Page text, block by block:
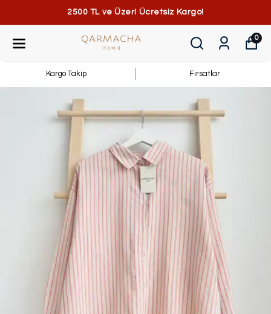
2500 TL ve Üzeri Ücretsiz Kargo!
0
Kargo Takip Fırsatlar